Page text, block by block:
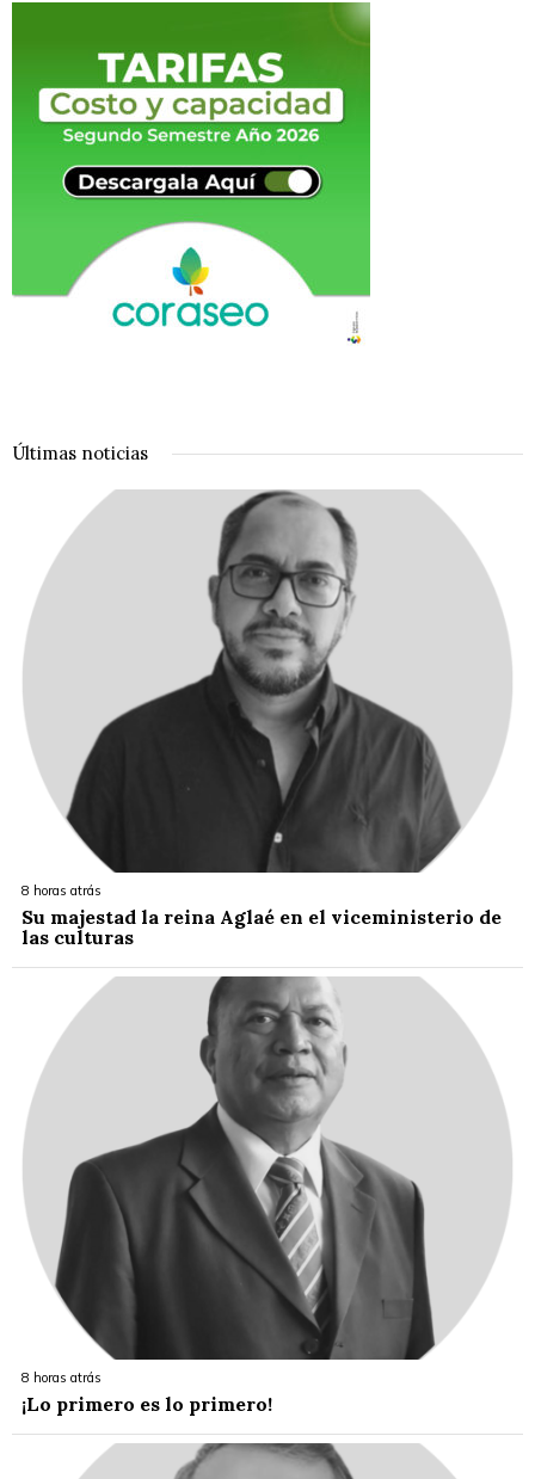
Últimas noticias
8 horas atrás
Su majestad la reina Aglaé en el viceministerio de
las culturas
8 horas atrás
¡Lo primero es lo primero!